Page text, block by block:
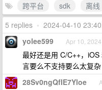
跨平台
sdk
离线
5 replies • 2024-04-10
yolee599 Apr 10, 2024
最好还是用 C/C++，
言要么不支持要么太复杂
28Sv0ngQfIE7Yloe